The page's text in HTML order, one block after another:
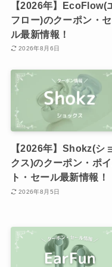
【2026年】EcoFlow(
フロー)のクーポン・
ル最新情報！
2026年8月6日
【2026年】Shokz(シ
クス)のクーポン・ポ
ト・セール最新情報！
2026年8月5日